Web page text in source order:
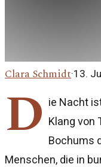
Clara Schmidt·13.
D ie Nacht
Klang von
Bochums
Menschen, die in